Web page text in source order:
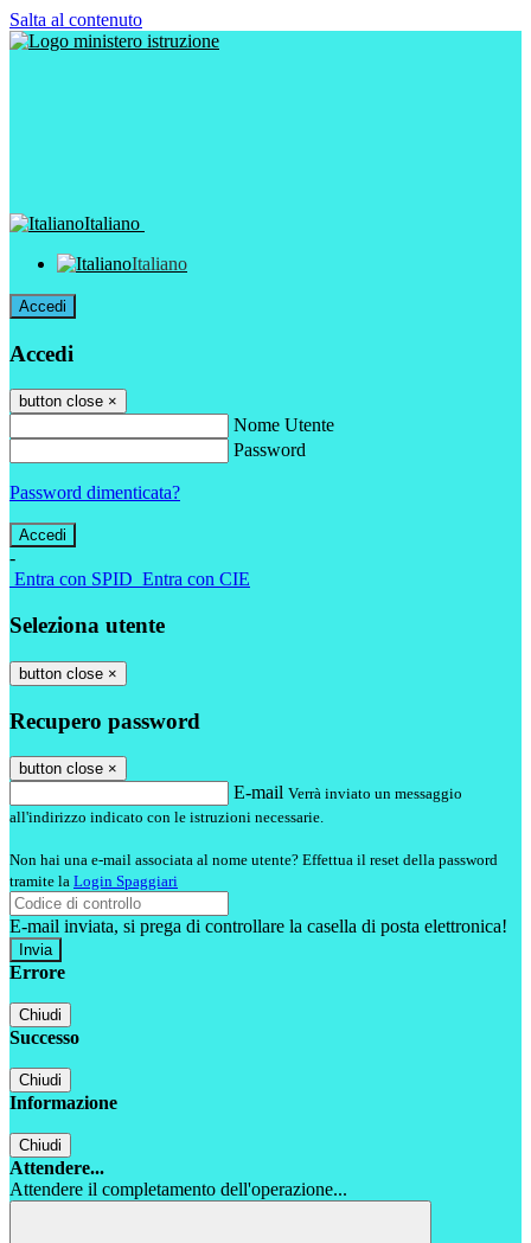
Salta al contenuto
Italiano
Italiano
Accedi
Accedi
button close ×
Nome Utente
Password
Password dimenticata?
-
Entra con SPID Entra con CIE
Seleziona utente
button close ×
Recupero password
button close ×
E-mail Verrà inviato un messaggio
all'indirizzo indicato con le istruzioni necessarie.
Non hai una e-mail associata al nome utente? Effettua il reset della password
tramite la Login Spaggiari
E-mail inviata, si prega di controllare la casella di posta elettronica!
Errore
Chiudi
Successo
Chiudi
Informazione
Chiudi
Attendere...
Attendere il completamento dell'operazione...